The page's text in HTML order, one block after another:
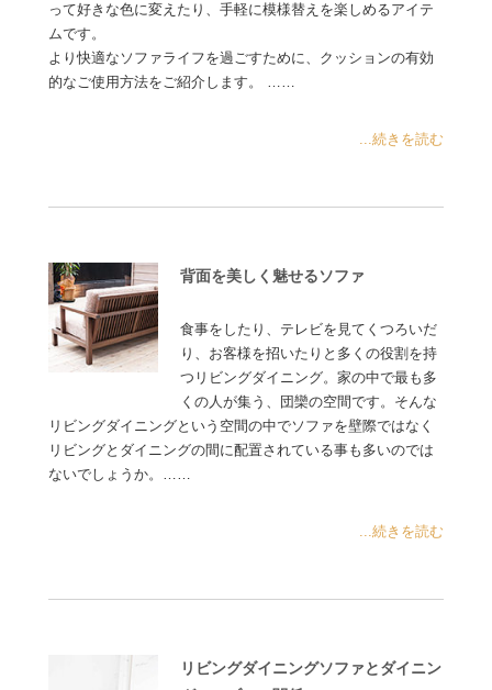
って好きな色に変えたり、手軽に模様替えを楽しめるアイテ
ムです。
より快適なソファライフを過ごすために、クッションの有効
的なご使用方法をご紹介します。 ……
...続きを読む
背面を美しく魅せるソファ
食事をしたり、テレビを見てくつろいだ
り、お客様を招いたりと多くの役割を持
つリビングダイニング。家の中で最も多
くの人が集う、団欒の空間です。そんな
リビングダイニングという空間の中でソファを壁際ではなく
リビングとダイニングの間に配置されている事も多いのでは
ないでしょうか。……
...続きを読む
リビングダイニングソファとダイニン